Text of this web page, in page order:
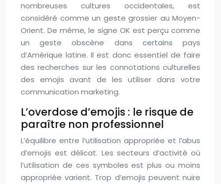
nombreuses cultures occidentales, est
considéré comme un geste grossier au Moyen-
Orient. De même, le signe OK est perçu comme
un geste obscène dans certains pays
d’Amérique latine. Il est donc essentiel de faire
des recherches sur les connotations culturelles
des emojis avant de les utiliser dans votre
communication marketing.
L’overdose d’emojis : le risque de
paraître non professionnel
L’équilibre entre l’utilisation appropriée et l’abus
d’emojis est délicat. Les secteurs d’activité où
l’utilisation de ces symboles est plus ou moins
appropriée varient. Trop d’emojis peuvent nuire